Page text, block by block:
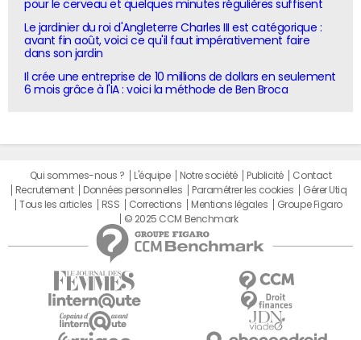
pour le cerveau et quelques minutes régulières suffisent
Le jardinier du roi d'Angleterre Charles III est catégorique :
avant fin août, voici ce qu'il faut impérativement faire
dans son jardin
Il crée une entreprise de 10 millions de dollars en seulement
6 mois grâce à l'IA : voici la méthode de Ben Broca
Qui sommes-nous ? L'équipe Notre société Publicité
Contact
Recrutement
Données personnelles Paramétrer les cookies
Gérer Utiq
Tous les articles
RSS Corrections Mentions légales
Groupe Figaro
© 2025 CCM Benchmark